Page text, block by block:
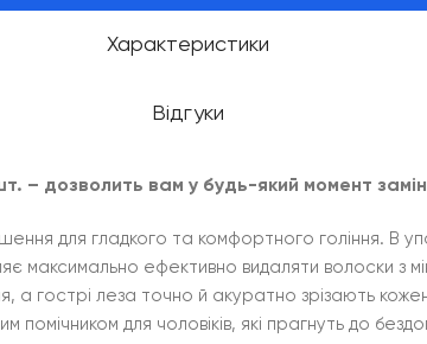
Характеристики
Відгуки
– дозволить вам у будь-який момент
для гладкого та комфортного гоління. В
ефективно видаляти волоски з
а гострі леза точно й акуратно зрізають
помічником для чоловіків, які прагнуть до